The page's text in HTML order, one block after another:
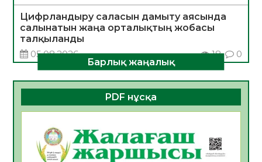
Цифрландыру саласын дамыту аясында
салынатын жаңа орталықтың жобасы
талқыланды
05.08.2026
18 0
құралдарының таныстырылымы өтті
05.08.2026
19 0
Қазақстандықтардың 72,3%-ы жаңа
Құрылтай үшін дауыс беруге дайын
05.08.2026
21
Барлық жаңалық
PDF нұсқа